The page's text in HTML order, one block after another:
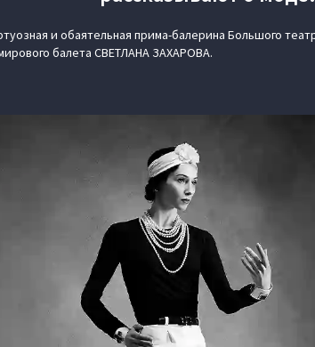
и обаятельная прима-балерина Большого
балета СВЕТЛАНА ЗАХАРОВА.